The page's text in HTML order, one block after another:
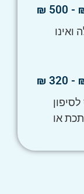
ואינו
או